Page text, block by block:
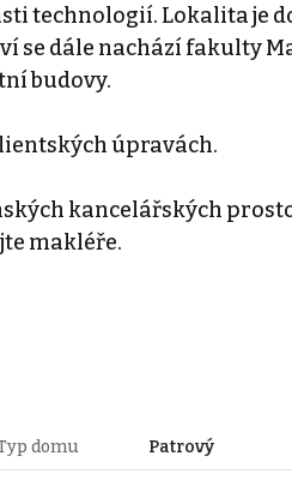
technologií. Lokalita je
se dále nachází fakulty
budovy.
úpravách.
kancelářských
makléře.
domu Patrový